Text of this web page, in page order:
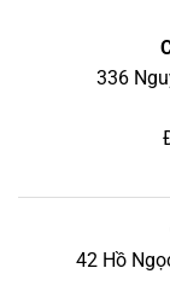
336
42 Hồ